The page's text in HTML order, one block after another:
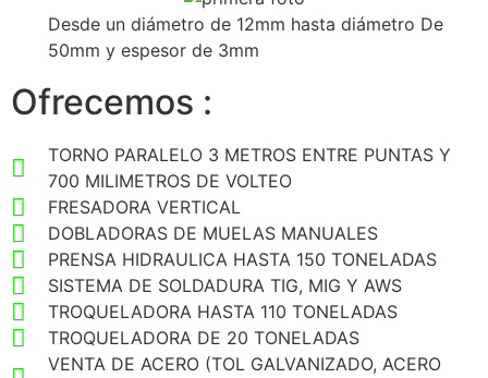
Desde un diámetro de 12mm hasta diámetro De
50mm y espesor de 3mm
Ofrecemos :
TORNO PARALELO 3 METROS ENTRE PUNTAS Y
700 MILIMETROS DE VOLTEO
FRESADORA VERTICAL
DOBLADORAS DE MUELAS MANUALES
PRENSA HIDRAULICA HASTA 150 TONELADAS
SISTEMA DE SOLDADURA TIG, MIG Y AWS
TROQUELADORA HASTA 110 TONELADAS
TROQUELADORA DE 20 TONELADAS
VENTA DE ACERO (TOL GALVANIZADO, ACERO